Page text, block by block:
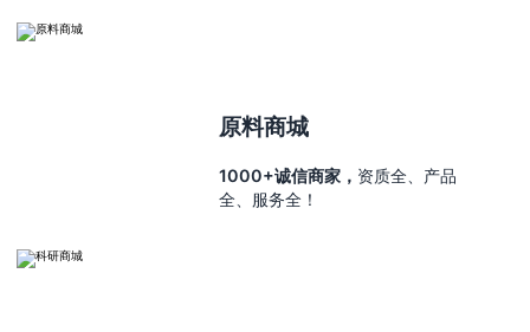
原料商城
1000+诚信商家， 资质全、产品
全、服务全！